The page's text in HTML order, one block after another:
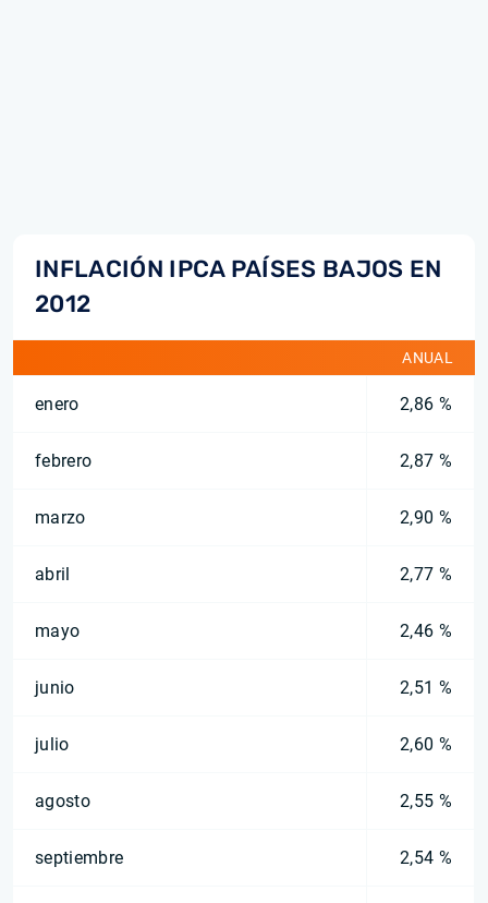
INFLACIÓN IPCA PAÍSES BAJOS EN
2012
ANUAL
enero 2,86 %
febrero 2,87 %
marzo 2,90 %
abril 2,77 %
mayo 2,46 %
junio 2,51 %
julio 2,60 %
agosto 2,55 %
septiembre 2,54 %